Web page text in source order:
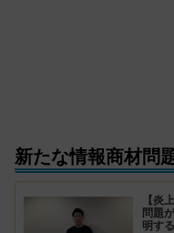
新たな情報商材問
【炎
問題
明す